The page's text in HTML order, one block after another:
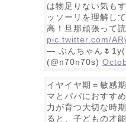
は物足りない気も
ッソーリを理解し
高！旦那頑張って
pic.twitter.com/
— ぶんちゃん🌷1y(
(@n70n70s)
イヤイヤ期＝敏感
マとパパにおすす
力が育つ大切な時
ると、子どもの才